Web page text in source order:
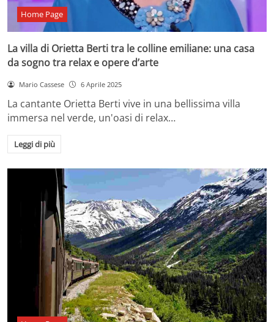
Home Page
La villa di Orietta Berti tra le colline emiliane: una casa
da sogno tra relax e opere d’arte
Mario Cassese 6 Aprile 2025
La cantante Orietta Berti vive in una bellissima villa
immersa nel verde, un'oasi di relax…
Leggi di più